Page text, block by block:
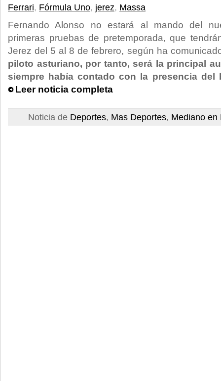
Ferrari, Fórmula Uno, jerez, Massa
Fernando Alonso no estará al mando del
primeras pruebas de pretemporada, que
Jerez del 5 al 8 de febrero, según ha
piloto asturiano, por tanto, será la principal
siempre había contado con la presencia del
Leer noticia completa
Noticia de Deportes, Mas Deportes, Mediano en